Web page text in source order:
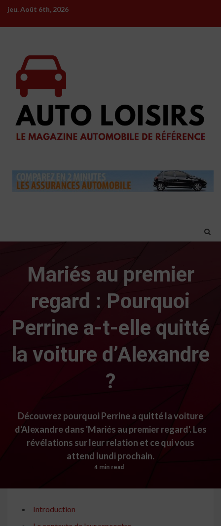
Skip
content
jeu. Août 6th, 2026
Mariés au premier
regard : Pourquoi
Perrine a-t-elle quitté
la voiture d’Alexandre
?
Découvrez pourquoi Perrine a quitté la voiture
d'Alexandre dans 'Mariés au premier regard'. Les
révélations sur leur relation et ce qui vous
attend lundi prochain.
4 min read
Introduction